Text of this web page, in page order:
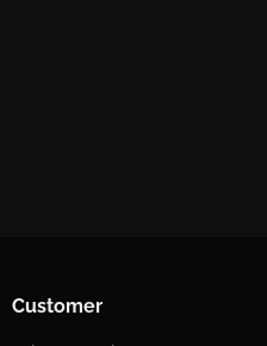
Customer